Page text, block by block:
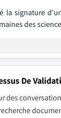
la signature
des
De
des